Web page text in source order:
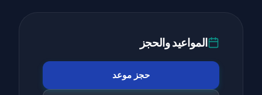
المواعيد والحجز
حجز موعد